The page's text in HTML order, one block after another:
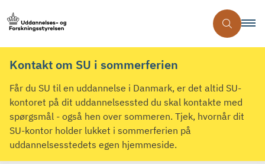
Kontakt om SU i sommerferien
Får du SU til en uddannelse i Danmark, er det altid SU-
kontoret på dit uddannelsessted du skal kontakte med
spørgsmål - også hen over sommeren. Tjek, hvornår dit
SU-kontor holder lukket i sommerferien på
uddannelsesstedets egen hjemmeside.